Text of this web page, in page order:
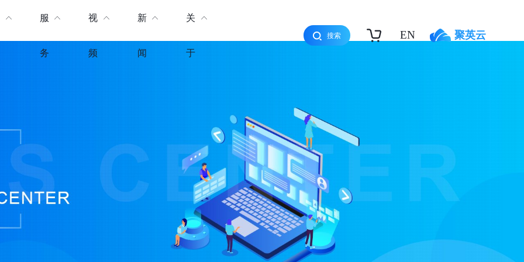
服
务
视
频
新
闻
关
于
搜索 EN 聚英云